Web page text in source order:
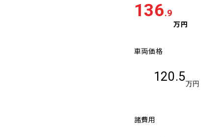
136.9
万円
車両価格
120.5
万円
諸費用